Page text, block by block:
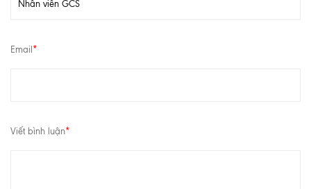
Email *
Viết bình luận*